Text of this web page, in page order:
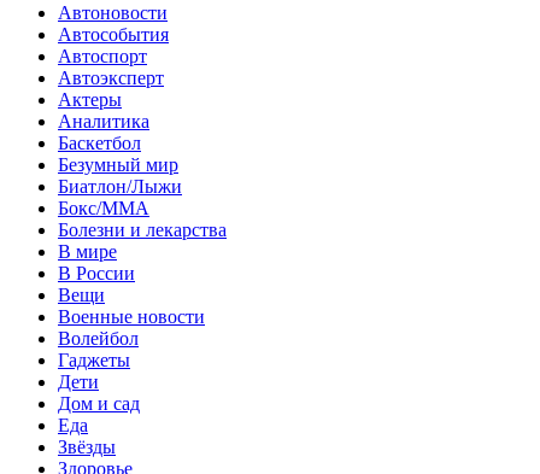
Автоновости
Автособытия
Автоспорт
Автоэксперт
Актеры
Аналитика
Баскетбол
Безумный мир
Биатлон/Лыжи
Бокс/MMA
Болезни и лекарства
В мире
В России
Вещи
Военные новости
Волейбол
Гаджеты
Дети
Дом и сад
Еда
Звёзды
Здоровье